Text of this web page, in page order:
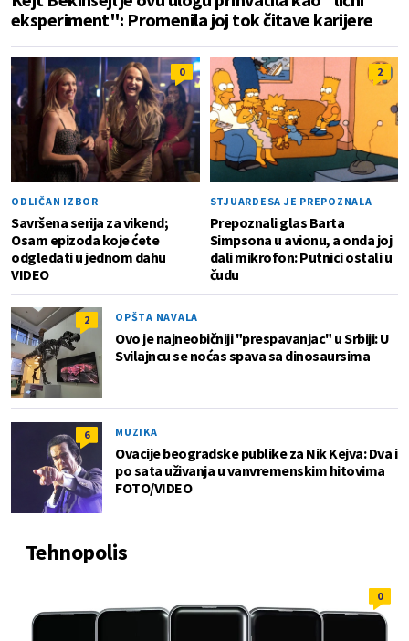
eksperiment": Promenila joj tok čitave karijere
0
ODLIČAN IZBOR
Savršena serija za vikend;
Osam epizoda koje ćete
odgledati u jednom dahu
VIDEO
2
STJUARDESA JE PREPOZNALA
Prepoznali glas Barta
Simpsona u avionu, a onda joj
dali mikrofon: Putnici ostali u
čudu
2 OPŠTA NAVALA
Ovo je najneobičniji "prespavanjac" u Srbiji: U
Svilajncu se noćas spava sa dinosaursima
6 MUZIKA
Ovacije beogradske publike za Nik Kejva: Dva i
po sata uživanja u vanvremenskim hitovima
FOTO/VIDEO
Tehnopolis
0